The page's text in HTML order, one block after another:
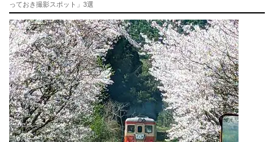
っておき撮影スポット」3選